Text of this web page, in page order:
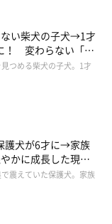
い柴犬の子犬→1才
！ 変わらない「く
ほっこり
つめる柴犬の子犬。1才
護犬が6才に→家族
かに成長した現在
震えていた保護犬。家族